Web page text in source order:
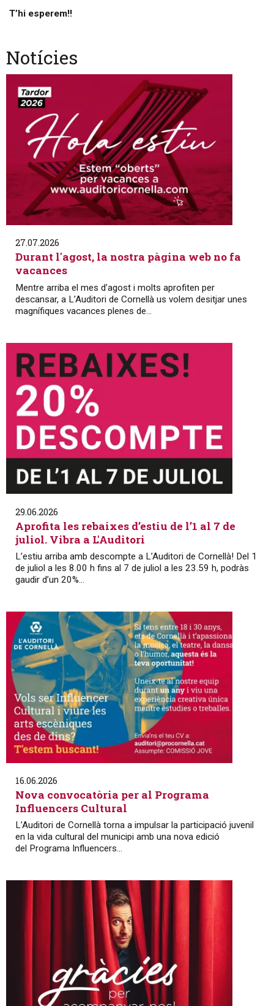
T’hi esperem!!
Notícies
27.07.2026
Durant l'agost, la nostra pàgina web no fa
vacances
Mentre arriba el mes d’agost i molts aprofiten per
descansar, a L’Auditori de Cornellà us volem desitjar unes
magnífiques vacances plenes de...
29.06.2026
Aprofita les rebaixes d’estiu de l’1 al 7 de
juliol. Vibra a L'Auditori
L’estiu arriba amb descompte a L’Auditori de Cornellà! Del 1
de juliol a les 8.00 h fins al 7 de juliol a les 23.59 h, podràs
gaudir d’un 20%...
16.06.2026
Nova convocatòria per al Programa
Influencers Cultural
L’Auditori de Cornellà torna a impulsar la participació juvenil
en la vida cultural del municipi amb una nova edició
del Programa Influencers...